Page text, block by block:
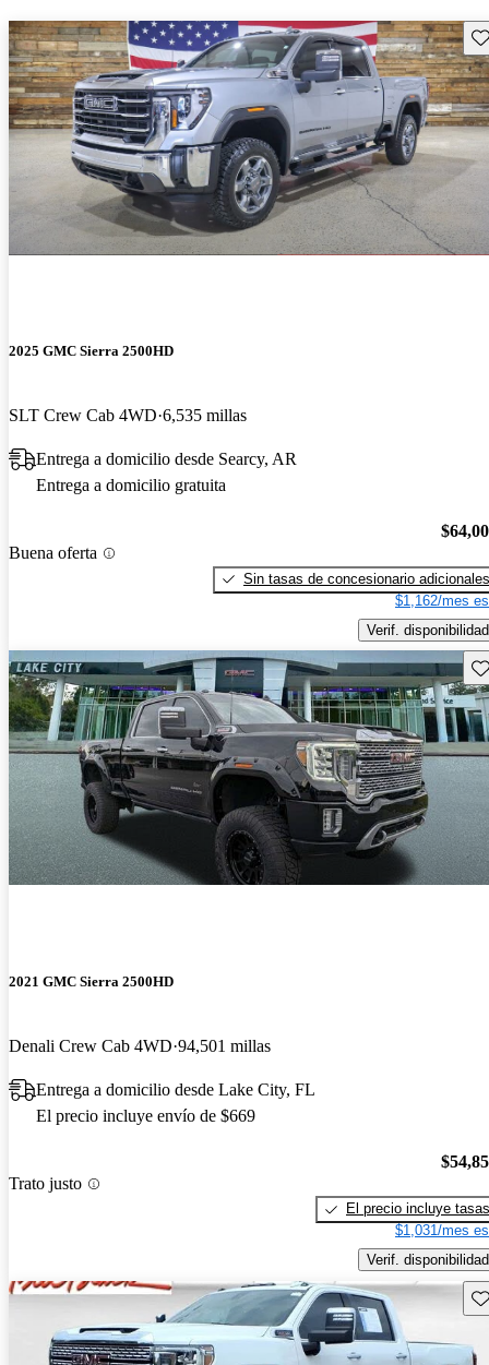
2025 GMC Sierra 2500HD
SLT Crew Cab 4WD 6,535 millas
Entrega a domicilio desde Searcy, AR
Entrega a domicilio gratuita
Buena oferta
Sin tasas de concesionario adicionales
$1,162/mes
Verif. disponibilidad
2021 GMC Sierra 2500HD
Denali Crew Cab 4WD 94,501 millas
Entrega a domicilio desde Lake City, FL
El precio incluye envío de $669
Trato justo
El precio incluye tasas
$1,031/mes
Verif. disponibilidad